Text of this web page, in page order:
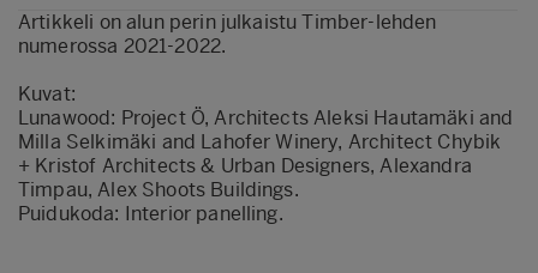
Artikkeli on alun perin julkaistuTimber-lehden
numerossa 2021-2022.
Kuvat:
Lunawood: Project Ö, Architects Aleksi Hautamäki and
Milla Selkimäki and Lahofer Winery, Architect Chybik
+ Kristof Architects & Urban Designers, Alexandra
Timpau, Alex Shoots Buildings.
Puidukoda: Interior panelling.